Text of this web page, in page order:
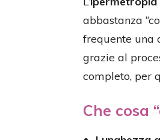
abbastanza
frequente una
grazie al
completo, per
Che cosa